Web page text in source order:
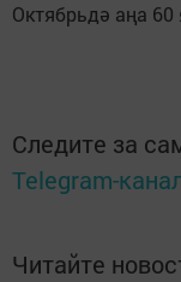
Октябрьдә аңа
Следите за
Telegram-
Читайте